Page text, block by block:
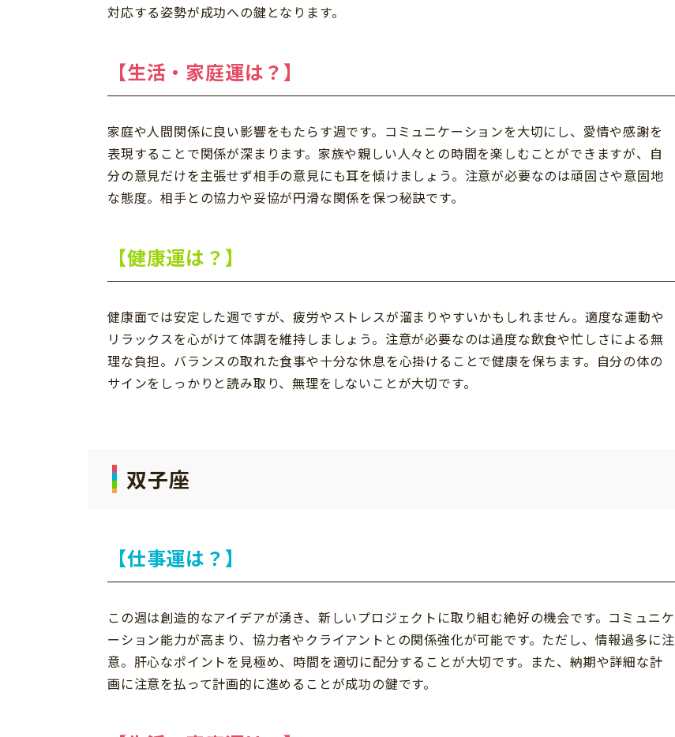
対応する姿勢が成功への鍵となります。
【生活・家庭運は？】
家庭や人間関係に良い影響をもたらす週です。コミュニケーションを大切にし、愛情や感謝を
表現することで関係が深まります。家族や親しい人々との時間を楽しむことができますが、自
分の意見だけを主張せず相手の意見にも耳を傾けましょう。注意が必要なのは頑固さや意固地
な態度。相手との協力や妥協が円滑な関係を保つ秘訣です。
【健康運は？】
健康面では安定した週ですが、疲労やストレスが溜まりやすいかもしれません。適度な運動や
リラックスを心がけて体調を維持しましょう。注意が必要なのは過度な飲食や忙しさによる無
理な負担。バランスの取れた食事や十分な休息を心掛けることで健康を保ちます。自分の体の
サインをしっかりと読み取り、無理をしないことが大切です。
双子座
【仕事運は？】
この週は創造的なアイデアが湧き、新しいプロジェクトに取り組む絶好の機会です。コミュニケ
ーション能力が高まり、協力者やクライアントとの関係強化が可能です。ただし、情報過多に注
意。肝心なポイントを見極め、時間を適切に配分することが大切です。また、納期や詳細な計
画に注意を払って計画的に進めることが成功の鍵です。